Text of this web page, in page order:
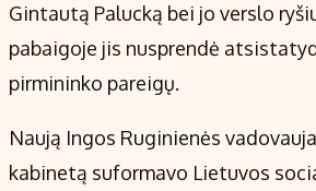
Gintautą Palucką bei jo verslo
pabaigoje jis nusprendė
pirmininko pareigų.
Naują Ingos Ruginienės
kabinetą suformavo Lietuvos